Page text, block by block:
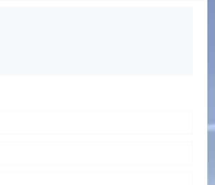
q->data[(q->front - 2 +
0;
= q->rear = NULL;
qBin,
>front == NULL) {